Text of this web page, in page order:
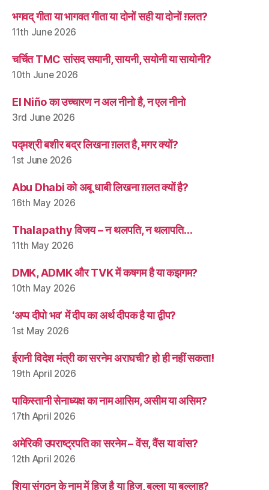
भगवद् गीता या भागवत गीता या दोनों सही या दोनों ग़लत?
11th June 2026
चर्चित TMC सांसद सयानी, सायनी, सयोनी या सायोनी?
10th June 2026
El Niño का उच्चारण न अल नीनो है, न एल नीनो
3rd June 2026
पद्मश्री बशीर बद्र लिखना ग़लत है, मगर क्यों?
1st June 2026
Abu Dhabi को अबू धाबी लिखना ग़लत क्यों है?
16th May 2026
Thalapathy विजय – न थलपति, न थलापति…
11th May 2026
DMK, ADMK और TVK में कषगम है या कझगम?
10th May 2026
‘अप्प दीपो भव’ में दीप का अर्थ दीपक है या द्वीप?
1st May 2026
ईरानी विदेश मंत्री का सरनेम अराघची? हो ही नहीं सकता!
19th April 2026
पाकिस्तानी सेनाध्यक्ष का नाम आसिम, असीम या असिम?
17th April 2026
अमेरिकी उपराष्ट्रपति का सरनेम – वेंस, वैंस या वांस?
12th April 2026
शिया संगठन के नाम में हिज् है या हिज, बुल्ला या बुल्लाह?